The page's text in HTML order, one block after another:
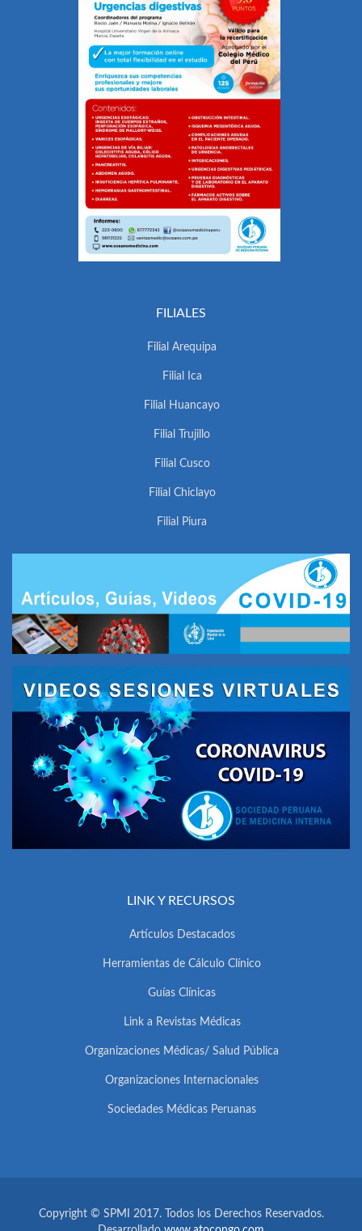
FILIALES
Filial Arequipa
Filial Ica
Filial Huancayo
Filial Trujillo
Filial Cusco
Filial Chiclayo
Filial Piura
LINK Y RECURSOS
Artículos Destacados
Herramientas de Cálculo Clínico
Guías Clínicas
Link a Revistas Médicas
Organizaciones Médicas/ Salud Pública
Organizaciones Internacionales
Sociedades Médicas Peruanas
Copyright © SPMI 2017. Todos los Derechos Reservados.